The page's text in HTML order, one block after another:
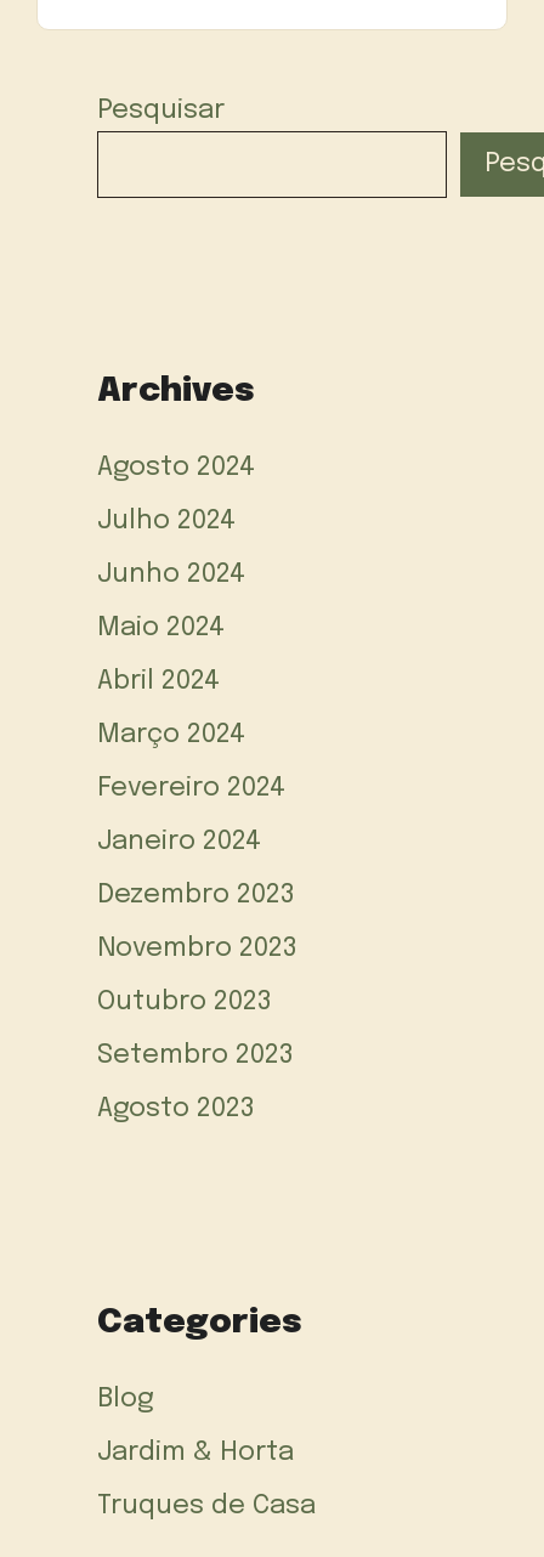
Pesquisar
Archives
Agosto 2024
Julho 2024
Junho 2024
Maio 2024
Abril 2024
Março 2024
Fevereiro 2024
Janeiro 2024
Dezembro 2023
Novembro 2023
Outubro 2023
Setembro 2023
Agosto 2023
Categories
Blog
Jardim & Horta
Truques de Casa